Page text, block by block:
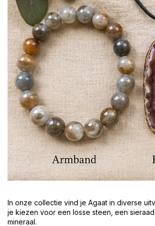
In onze collectie vind je Agaat in diverse
je kiezen voor een losse steen, een
mineraal.